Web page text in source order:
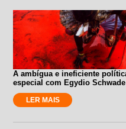
A ambígua e ineficiente
especial com Egydio Schwade
LER MAIS